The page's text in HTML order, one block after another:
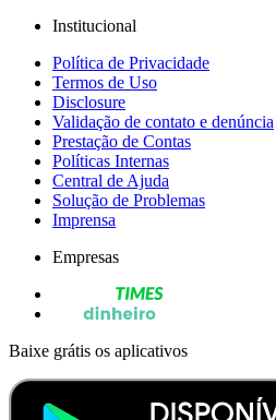
Institucional
Política de Privacidade
Termos de Uso
Disclosure
Validação de contato e denúncia
Prestação de Contas
Políticas Internas
Central de Ajuda
Solução de Problemas
Imprensa
Empresas
Baixe grátis os aplicativos